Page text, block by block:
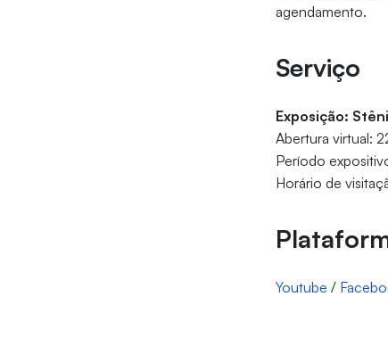
agendamento.
Serviço
Exposição:
Abertura virtual:
Período
Horário de
Youtube /